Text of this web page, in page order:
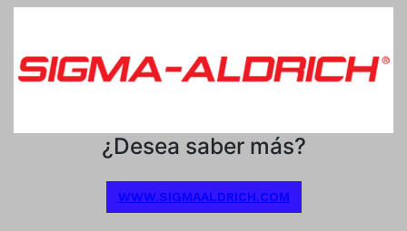
¿Desea saber más?
WWW.SIGMAALDRICH.COM